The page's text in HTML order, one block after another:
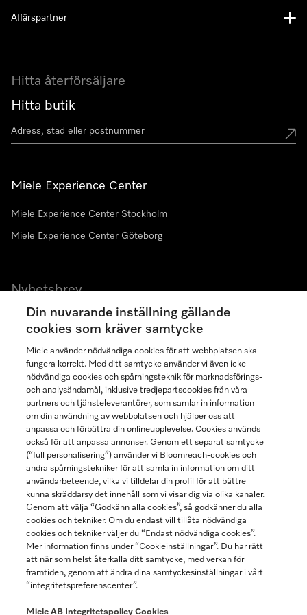
Hitta återförsäljare
Hitta butik
Miele Experience Center
Miele Experience Center Stockholm
Miele Experience Center Göteborg
Nyhetsbrev
Gå med i vår gemenskap
Affärspartner
Miele AB
Allmänna villkor
Användarvillkor
Miele tillgänglighetsförklaring
Lagen om digitala tjänster
Miele på LinkedIn
Miele på Facebook
Miele på Instagram
Miele på Youtube
Din nuvarande inställning gällande
cookies som kräver samtycke
Miele använder nödvändiga cookies för att webbplatsen ska
fungera korrekt. Med ditt samtycke använder vi även icke-
nödvändiga cookies och spårningsteknik för marknadsförings-
och analysändamål, inklusive tredjepartscookies från våra
partners och tjänsteleverantörer, som samlar in information
om din användning av webbplatsen och hjälper oss att
anpassa och förbättra din onlineupplevelse. Cookies används
också för att anpassa annonser. Genom ett separat samtycke
(“full personalisering”) använder vi Bloomreach-cookies och
andra spårningstekniker för att samla in information om ditt
användarbeteende, vilka vi tilldelar din profil för att bättre
kunna skräddarsy det innehåll som vi visar dig via olika kanaler.
Genom att välja “Godkänn alla cookies”, så godkänner du alla
cookies och tekniker. Om du endast vill tillåta nödvändiga
cookies och tekniker väljer du “Endast nödvändiga cookies”.
Mer information finns under “Cookieinställningar”. Du har rätt
att när som helst återkalla ditt samtycke, med verkan för
framtiden, genom att ändra dina samtyckesinställningar i vårt
“integritetspreferenscenter”.
Miele AB Integritetspolicy Cookies